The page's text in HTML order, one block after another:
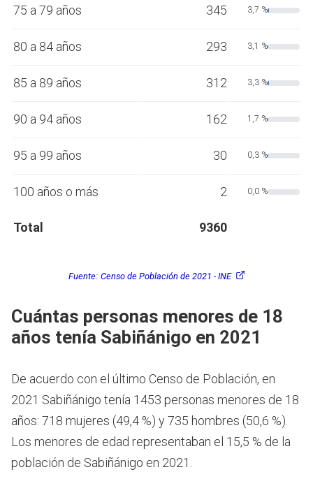
75 a 79 años 345 3,7 %
80 a 84 años 293 3,1 %
85 a 89 años 312 3,3 %
90 a 94 años 162 1,7 %
95 a 99 años 30 0,3 %
100 años o más 2 0,0 %
Total 9360
Fuente: Censo de Población de 2021 - INE
Cuántas personas menores de 18
años tenía Sabiñánigo en 2021
De acuerdo con el último Censo de Población, en
2021 Sabiñánigo tenía 1453 personas menores de 18
años: 718 mujeres (49,4 %) y 735 hombres (50,6 %).
Los menores de edad representaban el 15,5 % de la
población de Sabiñánigo en 2021.